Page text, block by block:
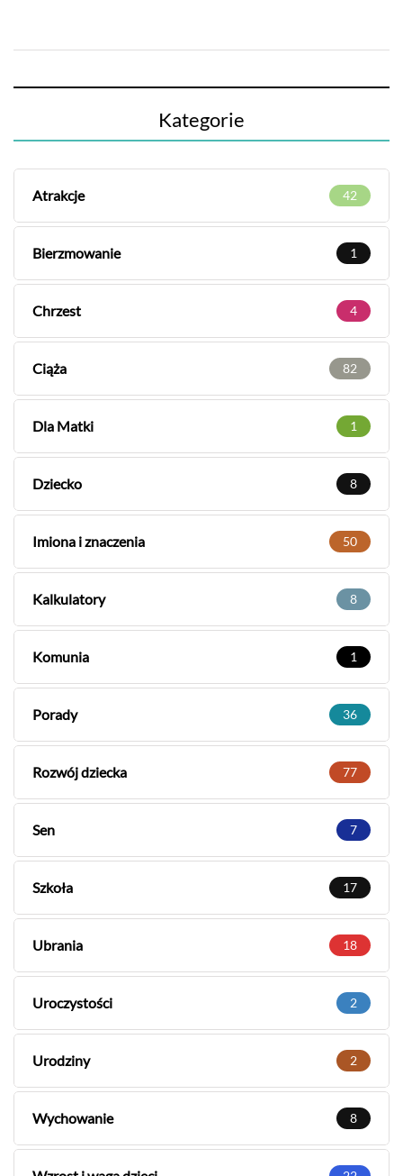
Kategorie
Atrakcje 42
Bierzmowanie 1
Chrzest 4
Ciąża 82
Dla Matki 1
Dziecko 8
Imiona i znaczenia 50
Kalkulatory 8
Komunia 1
Porady 36
Rozwój dziecka 77
Sen 7
Szkoła 17
Ubrania 18
Uroczystości 2
Urodziny 2
Wychowanie 8